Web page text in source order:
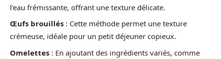
l’eau frémissante, offrant une texture délicate.
Œufs brouillés : Cette méthode permet une texture
crémeuse, idéale pour un petit déjeuner copieux.
Omelettes : En ajoutant des ingrédients variés, comme